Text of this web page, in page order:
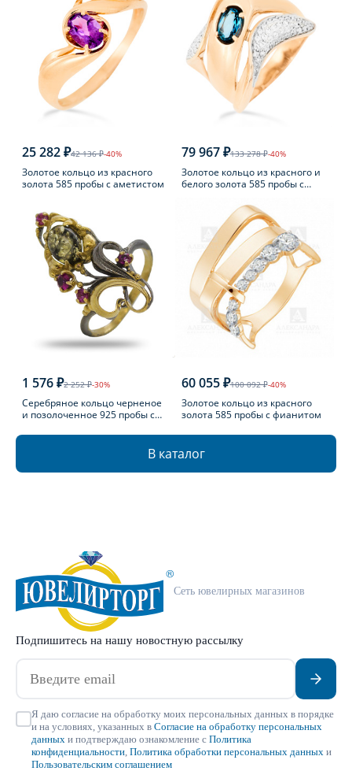
25 282 ₽42 136 ₽-40%
Золотое кольцо из красного
золота 585 пробы с аметистом
79 967 ₽133 278 ₽-40%
Золотое кольцо из красного и
белого золота 585 пробы с
1 576 ₽2 252 ₽-30%
Серебряное кольцо черненое
и позолоченное 925 пробы с
60 055 ₽100 092 ₽-40%
Золотое кольцо из красного
золота 585 пробы с фианитом
В каталог
Сеть ювелирных магазинов
Подпишитесь на нашу новостную рассылку
Я даю согласие на обработку моих персональных данных в порядке
и на условиях, указанных в Согласие на обработку персональных
данных и подтверждаю ознакомление с Политика
конфиденциальности Политика обработки персональных данных и
Пользовательским соглашением